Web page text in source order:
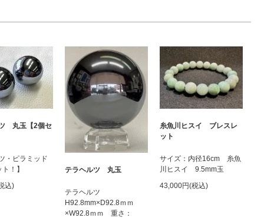
丸玉【2個セ
・ピラミッド
！】
込)
テラヘルツ 丸玉
テラヘルツ
H92.8mm×D92.8ｍｍ
×W92.8ｍｍ 重さ：
糸魚川ヒスイ ブレスレ
ット
サイズ：内径16cm 糸魚
川ヒスイ 9.5mm玉
43,000円(税込)